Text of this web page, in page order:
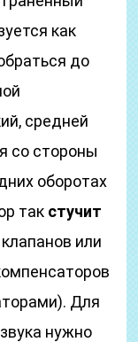
как
до
средней
со стороны
оборотах
так стучит
или
Для
нужно